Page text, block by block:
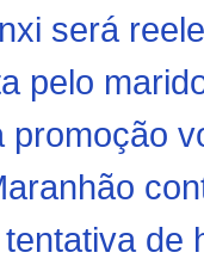
será
pelo
promoção
de